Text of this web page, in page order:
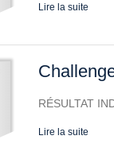
Lire la suite
RÉSULTAT
Lire la suite